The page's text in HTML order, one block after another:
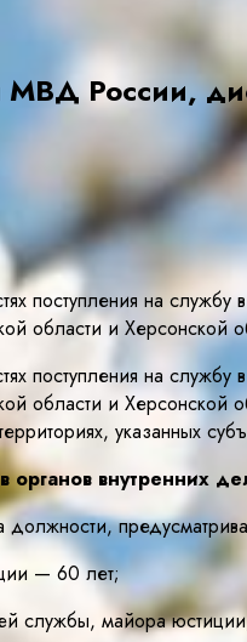
МВД России,
на службу
области и Херсонской
на службу
области и Херсонской
указанных
внутренних
должности,
— 60 лет;
службы, майора